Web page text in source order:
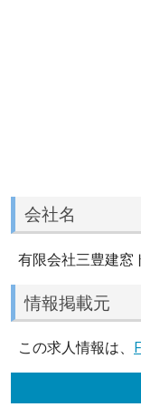
会社名
有限会社三豊建窓
情報掲載元
この求人情報は、